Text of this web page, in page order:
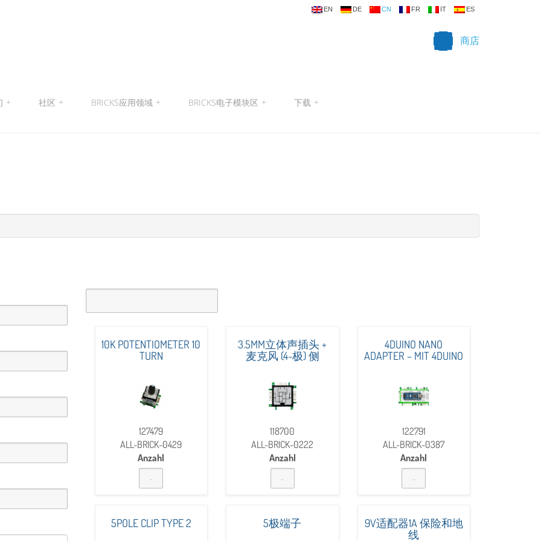
EN DE CN FR IT ES
商店
+ 社区 + BRICKS应用领域 + BRICKS电子模块区 + 下载 +
10K POTENTIOMETER 10
TURN
127479
ALL-BRICK-0429
Anzahl
3.5MM立体声插头 +
麦克风 (4-极) 侧
118700
ALL-BRICK-0222
Anzahl
4DUINO NANO
ADAPTER – MIT 4DUINO
122791
ALL-BRICK-0387
Anzahl
5POLE CLIP TYPE 2 5极端子
9V适配器1A 保险和地
线